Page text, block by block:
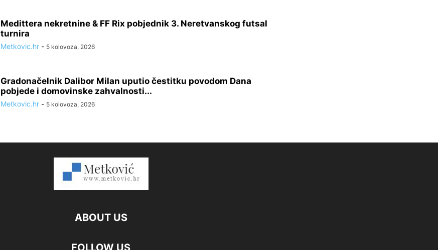
Medittera nekretnine & FF Rix pobjednik 3. Neretvanskog futsal
turnira
Metkovic.hr - 5 kolovoza, 2026
Gradonačelnik Dalibor Milan uputio čestitku povodom Dana
pobjede i domovinske zahvalnosti...
Metkovic.hr - 5 kolovoza, 2026
ABOUT US
FOLLOW US